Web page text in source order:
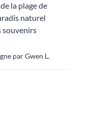
la plage de
naturel
souvenirs
par Gwen L.